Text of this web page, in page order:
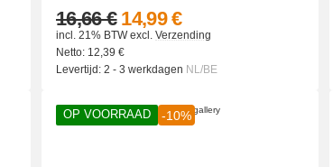
14,99 €
16,66 €
incl. 21% BTWexcl. Verzending
Netto: 12,39 €
Levertijd: 2 - 3 werkdagen NL/BE
OP VOORRAAD -10%